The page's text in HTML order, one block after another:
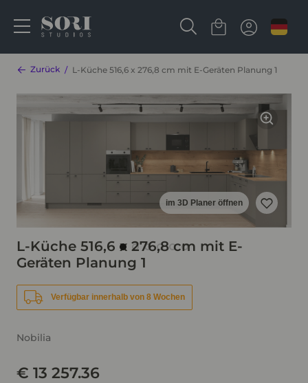
Zurück L-Küche 516,6 x 276,8 cm mit E-Geräten Planung 1
im 3D Planer öffnen
L-Küche 516,6 x 276,8 cm mit E-
Geräten Planung 1
Verfügbar innerhalb von 8 Wochen
Nobilia
€ 13 257.36